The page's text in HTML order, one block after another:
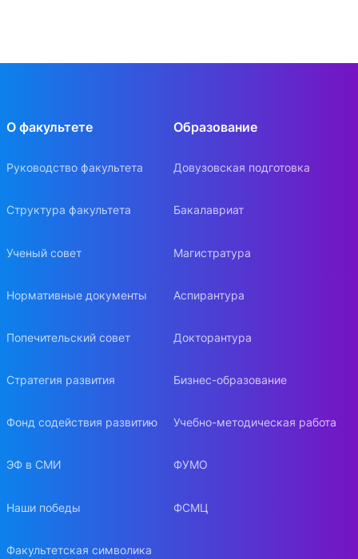
О факультете
Руководство факультета
Структура факультета
Ученый совет
Нормативные документы
Попечительский совет
Стратегия развития
Фонд содействия развитию
ЭФ в СМИ
Наши победы
Факультетская символика
Образование
Довузовская подготовка
Бакалавриат
Магистратура
Аспирантура
Докторантура
Бизнес-образование
Учебно-методическая работа
ФУМО
ФСМЦ